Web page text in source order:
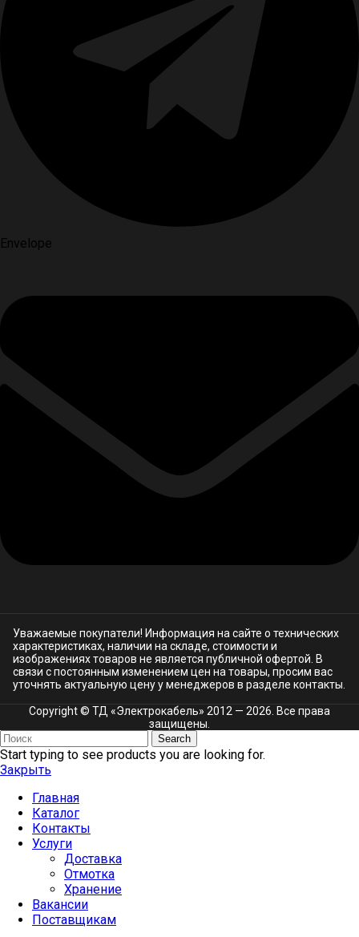
Envelope
Уважаемые покупатели! Информация на сайте о технических
характеристиках, наличии на складе, стоимости и
изображениях товаров не является публичной офертой. В
связи с постоянным изменением цен на товары, просим вас
уточнять актуальную цену у менеджеров в разделе контакты.
Copyright © ТД «Электрокабель»​ 2012 — 2026. Все права
защищены.
Search
Start typing to see products you are looking for.
Закрыть
Главная
Каталог
Контакты
Услуги
Доставка
Отмотка
Хранение
Вакансии
Поставщикам